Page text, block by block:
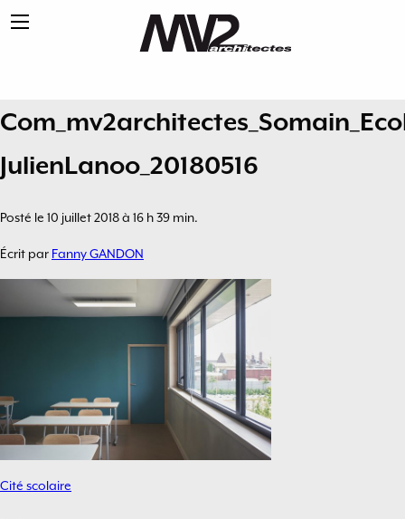
JulienLanoo_20180516
Posté le 10 juillet 2018 à 16 h 39 min.
Écrit par Fanny GANDON
Navigation
Cité scolaire